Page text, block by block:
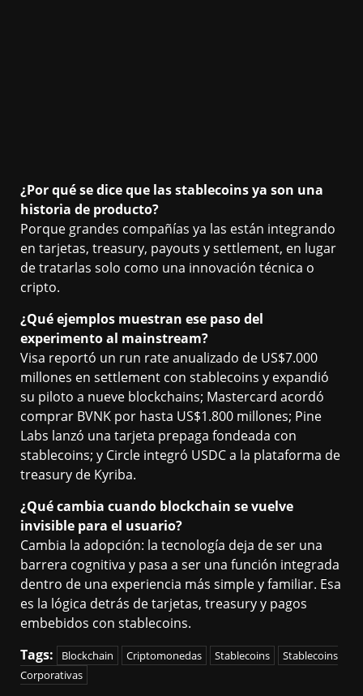
¿Por qué se dice que las stablecoins ya son una
historia de producto?
Porque grandes compañías ya las están integrando
en tarjetas, treasury, payouts y settlement, en lugar
de tratarlas solo como una innovación técnica o
cripto.
¿Qué ejemplos muestran ese paso del
experimento al mainstream?
Visa reportó un run rate anualizado de US$7.000
millones en settlement con stablecoins y expandió
su piloto a nueve blockchains; Mastercard acordó
comprar BVNK por hasta US$1.800 millones; Pine
Labs lanzó una tarjeta prepaga fondeada con
stablecoins; y Circle integró USDC a la plataforma de
treasury de Kyriba.
¿Qué cambia cuando blockchain se vuelve
invisible para el usuario?
Cambia la adopción: la tecnología deja de ser una
barrera cognitiva y pasa a ser una función integrada
dentro de una experiencia más simple y familiar. Esa
es la lógica detrás de tarjetas, treasury y pagos
embebidos con stablecoins.
Tags:
Blockchain Criptomonedas Stablecoins
Stablecoins
Corporativas